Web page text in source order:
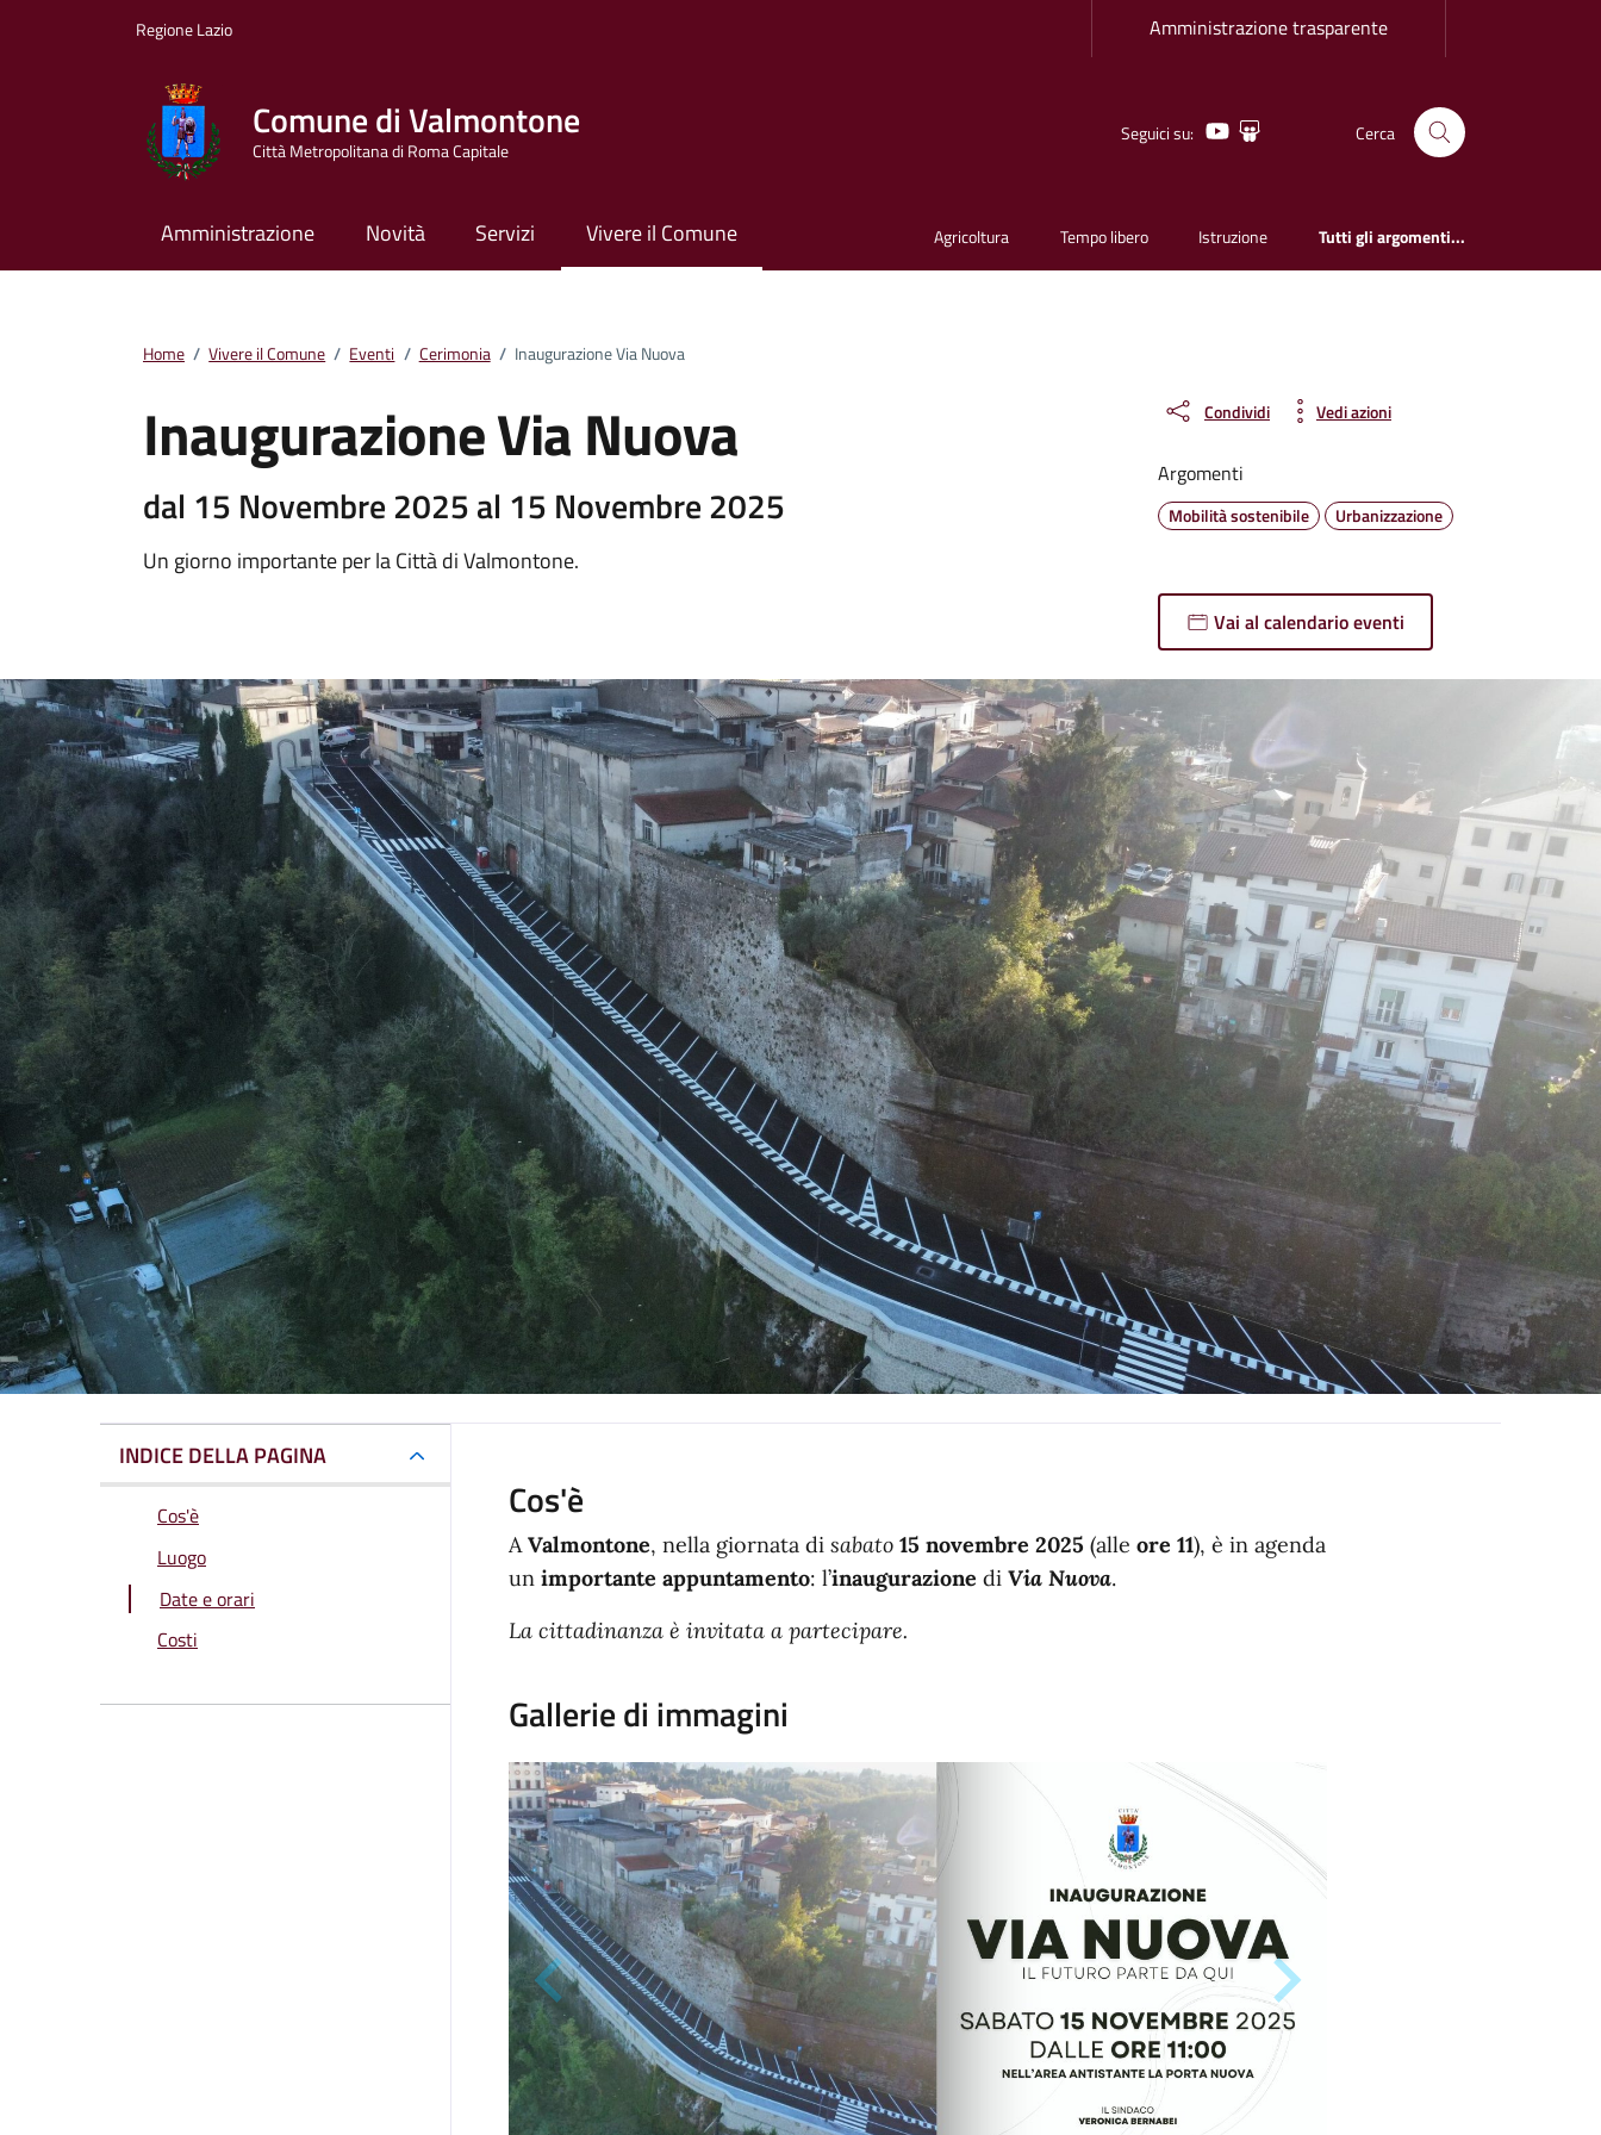
Regione Lazio Amministrazione trasparente
Comune di Valmontone
Città Metropolitana di Roma Capitale
Seguici su: YoutubeSlideshare Cerca
Amministrazione Novità Servizi Vivere il Comune Agricoltura Tempo libero Istruzione Tutti gli argomenti...
Home / Vivere il Comune / Eventi / Cerimonia / Inaugurazione Via Nuova
Inaugurazione Via Nuova
dal 15 Novembre 2025 al 15 Novembre 2025
Un giorno importante per la Città di Valmontone.
Condividi Vedi azioni
Argomenti
Mobilità sostenibile Urbanizzazione
Vai al calendario eventi
INDICE DELLA PAGINA
Cos'è
Luogo
Date e orari
Costi
Cos'è
AValmontone, nella giornata di sabato 15 novembre 2025 (alle ore 11), è in agenda
un importante appuntamento: l’inaugurazione di Via Nuova.
La cittadinanza è invitata a partecipare.
Gallerie di immagini